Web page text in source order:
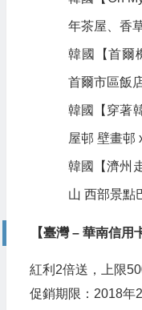
年茶屋、香
韓國【首爾
首爾市區飯
韓國【穿著
屋邨 壁畫邨
韓國【濟州
山 西部景點
【臺灣 – 華南信用
紅利2倍送，上限
促銷期限：2018年